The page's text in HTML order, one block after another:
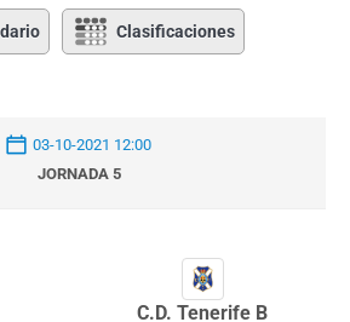
Clasificaciones
03-10-2021 12:00
JORNADA 5
C.D. Tenerife B